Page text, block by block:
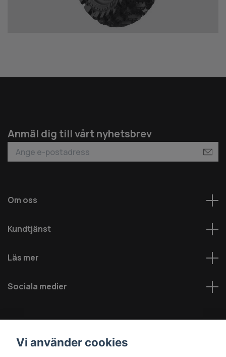
Anmäl dig till vårt nyhetsbrev
Om oss
Kundtjänst
Läs mer
Sociala medier
Vi använder cookies